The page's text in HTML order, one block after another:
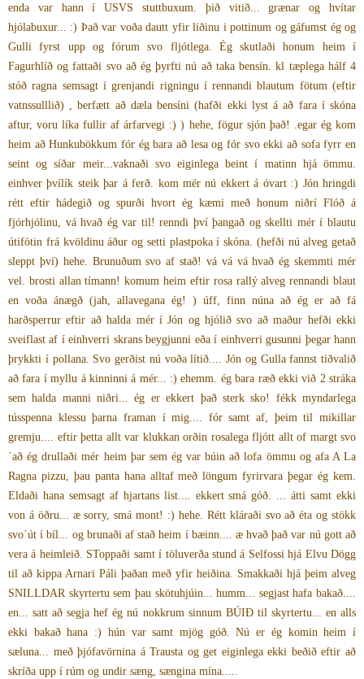
enda var hann í USVS stuttbuxum. þið vitið... grænar og hvítar
hjólabuxur... :) Það var voða dautt yfir liðinu i pottinum og gáfumst ég og
Gulli fyrst upp og fórum svo fljótlega. Ég skutlaði honum heim í
Fagurhlíð og fattaði svo að ég þyrfti nú að taka bensín. kl tæplega hálf 4
stóð ragna semsagt í grenjandi rigningu í rennandi blautum fötum (eftir
vatnssulllið) , berfætt að dæla bensíni (hafði ekki lyst á að fara í skóna
aftur, voru líka fullir af árfarvegi :) ) hehe, fögur sjón það! .egar ég kom
heim að Hunkubökkum fór ég bara að lesa og fór svo ekki að sofa fyrr en
seint og síðar meir...vaknaði svo eiginlega beint í matinn hjá ömmu.
einhver þvílík steik þar á ferð. kom mér nú ekkert á óvart :) Jón hringdi
rétt eftir hádegið og spurði hvort ég kæmi með honum niðrí Flóð á
fjórhjólinu, vá hvað ég var til! renndi því þangað og skellti mér í blautu
útifötin frá kvöldinu áður og setti plastpoka í skóna. (hefði nú alveg getað
sleppt því) hehe. Brunuðum svo af stað! vá vá vá hvað ég skemmti mér
vel. brosti allan tímann! komum heim eftir rosa rallý alveg rennandi blaut
en voða ánægð (jah, allavegana ég! ) úff, finn núna að ég er að fá
harðsperrur eftir að halda mér í Jón og hjólið svo að maður hefði ekki
sveiflast af í einhverri skrans beygjunni eða í einhverri gusunni þegar hann
þrykkti í pollana. Svo gerðist nú voða lítið.... Jón og Gulla fannst tiðvalið
að fara í myllu á kinninni á mér... :) ehemm. ég bara ræð ekki við 2 stráka
sem halda manni niðri... ég er ekkert það sterk sko! fékk myndarlega
tússpenna klessu þarna framan í mig.... fór samt af, þeim til mikillar
gremju.... eftir þetta allt var klukkan orðin rosalega fljótt allt of margt svo
´að ég drullaði mér heim þar sem ég var búin að lofa ömmu og afa A La
Ragna pizzu, þau panta hana alltaf með löngum fyrirvara þegar ég kem.
Eldaði hana semsagt af hjartans list.... ekkert smá góð. ... átti samt ekki
von á öðru... æ sorry, smá mont! :) hehe. Rétt kláraði svo að éta og stökk
svo´út í bíl... og brunaði af stað heim í bæinn.... æ hvað það var nú gott að
vera á heimleið. SToppaði samt í töluverða stund á Selfossi hjá Elvu Dögg
til að kippa Arnari Páli þaðan með yfir heiðina. Smakkaði hjá þeim alveg
SNILLDAR skyrtertu sem þau skötuhjúin... humm... segjast hafa bakað....
en... satt að segja hef ég nú nokkrum sinnum BÚIÐ til skyrtertu... en alls
ekki bakað hana :) hún var samt mjög góð. Nú er ég komin heim í
sæluna... með þjófavörnina á Trausta og get eiginlega ekki beðið eftir að
skríða upp í rúm og undir sæng, sængina mína.....